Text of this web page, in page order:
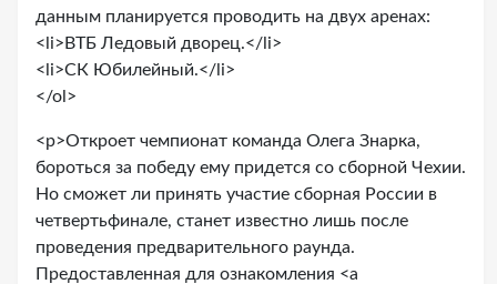
данным планируется проводить на двух аренах:
<li>ВТБ Ледовый дворец.</li>
<li>СК Юбилейный.</li>
</ol>
<p>Откроет чемпионат команда Олега Знарка,
бороться за победу ему придется со сборной Чехии.
Но сможет ли принять участие сборная России в
четвертьфинале, станет известно лишь после
проведения предварительного раунда.
Предоставленная для ознакомления <a